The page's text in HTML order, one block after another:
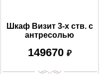
Шкаф Визит 3-х ств. с
антресолью
149670 ₽